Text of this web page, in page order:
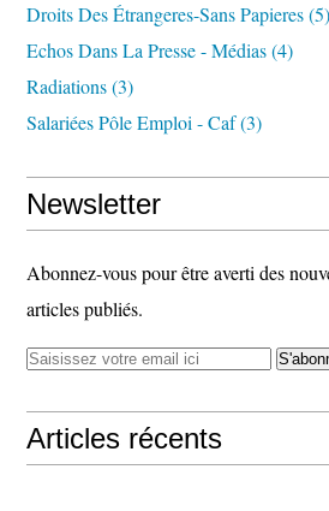
Droits Des Étrangeres-Sans Papieres(5)
Echos Dans La Presse - Médias(4)
Radiations(3)
Salariées Pôle Emploi - Caf(3)
Newsletter
Abonnez-vous pour être averti des
articles publiés.
Articles récents